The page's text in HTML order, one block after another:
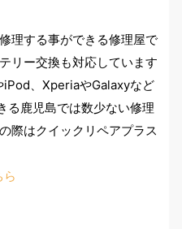
理する事ができる修理屋で
リー交換も対応しています
、XperiaやGalaxyなど
る鹿児島では数少ない修理
際はクイックリペアプラス